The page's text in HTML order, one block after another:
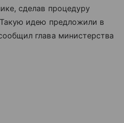
сделав процедуру
идею предложили в
глава министерства